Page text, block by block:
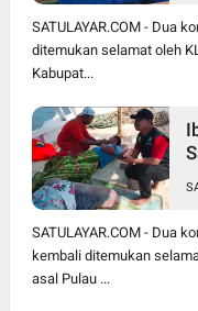
SATULAYAR.COM - Dua
ditemukan selamat oleh
Kabupat...
SATULAYAR.COM - Dua
kembali ditemukan
asal Pulau ...